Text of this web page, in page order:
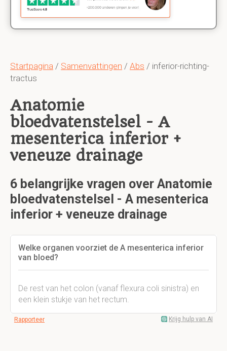
Startpagina / Samenvattingen / Abs / inferior-richting-
tractus
Anatomie
bloedvatenstelsel - A
mesenterica inferior +
veneuze drainage
6 belangrijke vragen over Anatomie
bloedvatenstelsel - A mesenterica
inferior + veneuze drainage
Welke organen voorziet de A mesenterica inferior
van bloed?
De rest van het colon (vanaf flexura coli sinistra) en
een klein stukje van het rectum.
Rapporteer Krijg hulp van AI